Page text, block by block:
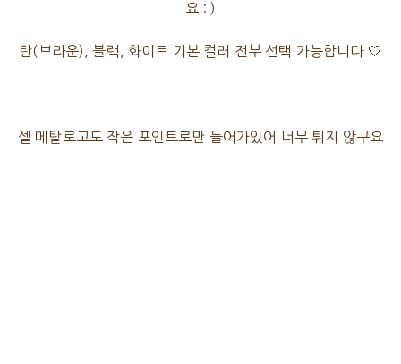
요 : )
탄(브라운), 블랙, 화이트 기본 컬러 전부 선택 가능합니다 🤍
셀 메탈로고도 작은 포인트로만 들어가있어 너무 튀지 않구요